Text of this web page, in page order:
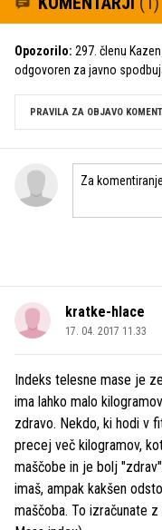
Opozorilo: 297. členu
odgovoren za javno
PRAVILA ZA OBJAVO
kratke-hlace
17. 04. 2017 11.33
Indeks telesne mase je
ima lahko malo
zdravo. Nekdo, ki hodi v
precej več kilogramov,
maščobe in je bolj
imaš, ampak kakšen
maščoba. To izračunate